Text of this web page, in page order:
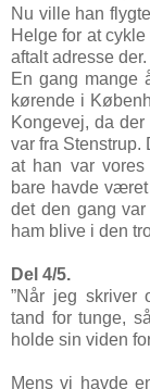
Nu ville han
Helge for at
aftalt adresse
En gang mange
kørende i
Kongevej, da
var fra Stenstrup.
at han var
bare havde
det den gang
ham blive i den
Del 4/5.
”Når jeg skriver
tand for tunge,
holde sin viden
Mens vi havde